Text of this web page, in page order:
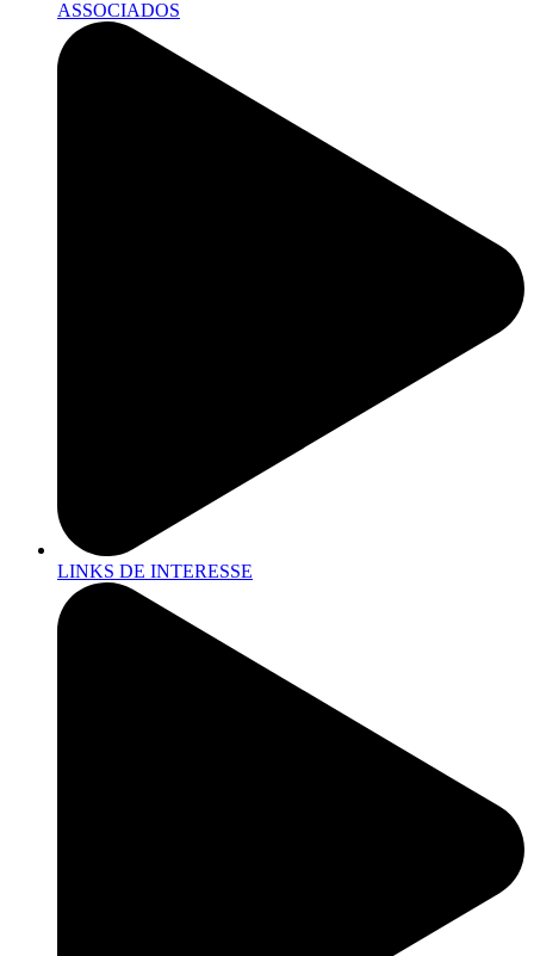
ASSOCIADOS
LINKS DE INTERESSE